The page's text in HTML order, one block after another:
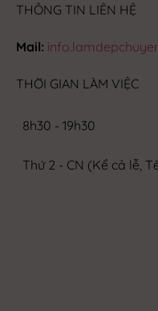
THÔNG TIN LIÊN HỆ
Mail:
THỜI GIAN LÀM VIỆC
8h30 - 19h30
Thứ 2 - CN (Kể cả lễ,